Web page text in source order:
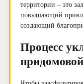
территории – это
повышающий
создающий
Процесс